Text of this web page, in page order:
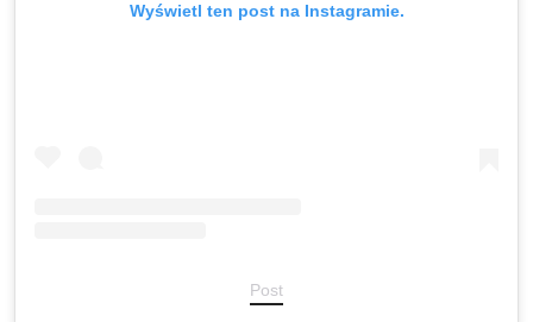
Wyświetl ten post na Instagramie.
Post